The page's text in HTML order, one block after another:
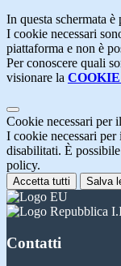
In questa schermata
I cookie necessari
piattaforma e non è
Per conoscere quali
visionare la
Cookie necessari per
I cookie necessari per
disabilitati. È
policy.
Accetta tutti Salva
Contatti